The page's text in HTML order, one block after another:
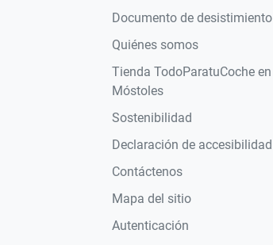
Documento de desistimiento
Quiénes somos
Tienda TodoParatuCoche en
Móstoles
Sostenibilidad
Declaración de accesibilidad
Contáctenos
Mapa del sitio
Autenticación